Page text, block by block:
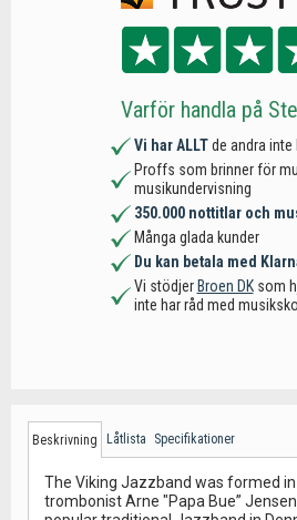
Varför handla på
Vi har ALLTde andra
Proffs som brinner för
musikundervisning
350.000 nottitlar och
Många glada kunder
Du kan betala med
Vi stödjer Broen DKsom
inte har råd med
Beskrivning Låtlista Specifikationer
The Viking Jazzband was formed in
trombonist Arne "Papa Bue”